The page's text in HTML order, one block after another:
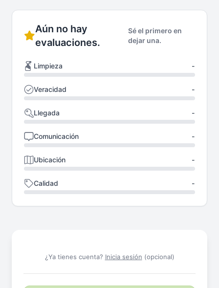
Aún no hay
evaluaciones.
Sé el primero en
dejar una.
Limpieza -
Veracidad -
Llegada -
Comunicación -
Ubicación -
Calidad -
¿Ya tienes cuenta? Inicia sesión (opcional)